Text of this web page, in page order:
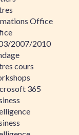
Office
2007/2010
cours
365